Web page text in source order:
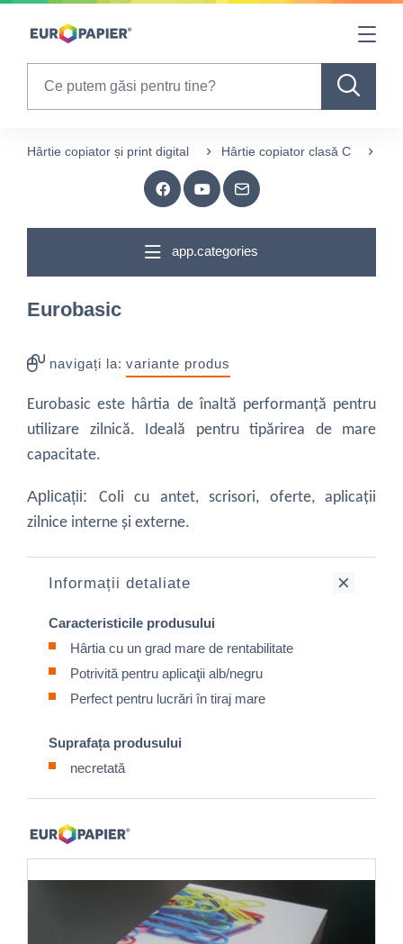
Table Of Content
Hârtie copiator și print digital Hârtie copiator clasă C
app.categories
Eurobasic
navigați la: variante produs
Eurobasic este hârtia de înaltă performanță pentru
utilizare zilnică. Ideală pentru tipărirea de mare
capacitate.
Aplicații: Coli cu antet, scrisori, oferte, aplicații
zilnice interne și externe.
Informații detaliate
Caracteristicile produsului
Hârtia cu un grad mare de rentabilitate
Potrivită pentru aplicaţii alb/negru
Perfect pentru lucrări în tiraj mare
Suprafața produsului
necretată